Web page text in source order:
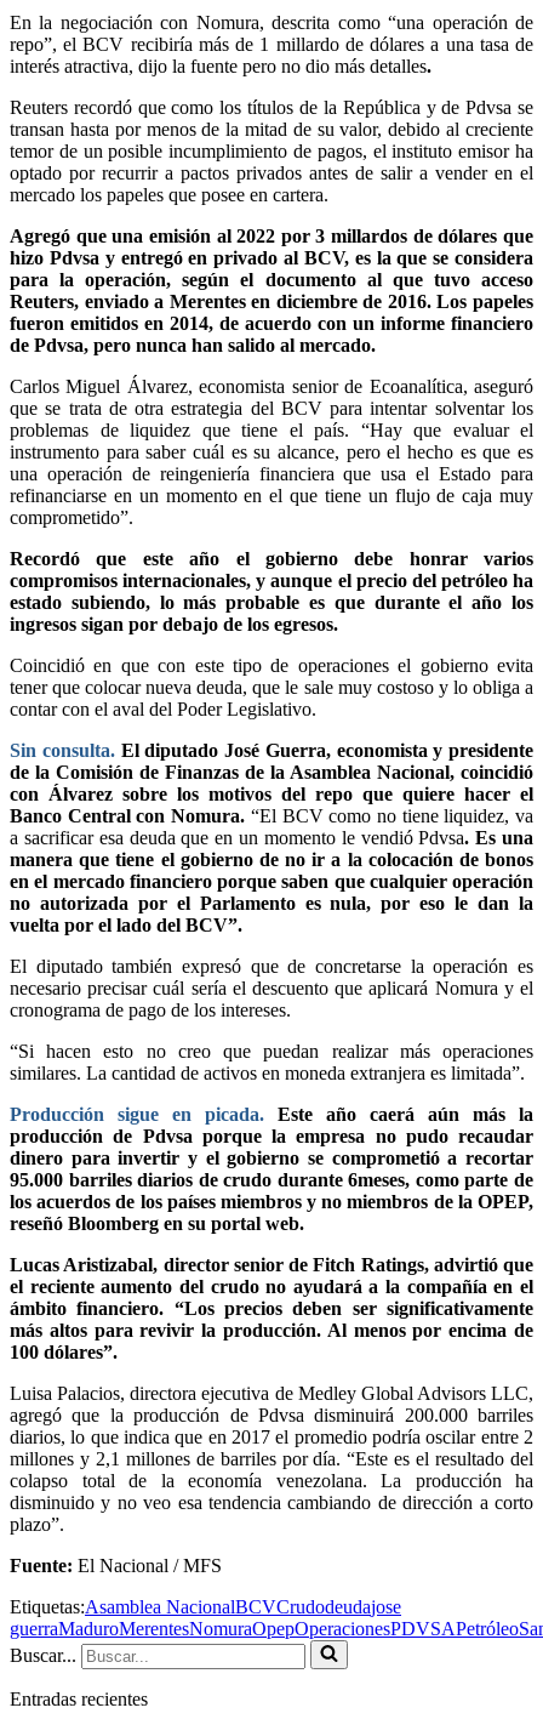
En la negociación con Nomura, descrita como “una operación de
repo”, el BCV recibiría más de 1 millardo de dólares a una tasa de
interés atractiva, dijo la fuente pero no dio más detalles.
Reuters recordó que como los títulos de la República y de Pdvsa se
transan hasta por menos de la mitad de su valor, debido al creciente
temor de un posible incumplimiento de pagos, el instituto emisor ha
optado por recurrir a pactos privados antes de salir a vender en el
mercado los papeles que posee en cartera.
Agregó que una emisión al 2022 por 3 millardos de dólares que
hizo Pdvsa y entregó en privado al BCV, es la que se considera
para la operación, según el documento al que tuvo acceso
Reuters, enviado a Merentes en diciembre de 2016. Los papeles
fueron emitidos en 2014, de acuerdo con un informe financiero
de Pdvsa, pero nunca han salido al mercado.
Carlos Miguel Álvarez, economista senior de Ecoanalítica, aseguró
que se trata de otra estrategia del BCV para intentar solventar los
problemas de liquidez que tiene el país. “Hay que evaluar el
instrumento para saber cuál es su alcance, pero el hecho es que es
una operación de reingeniería financiera que usa el Estado para
refinanciarse en un momento en el que tiene un flujo de caja muy
comprometido”.
Recordó que este año el gobierno debe honrar varios
compromisos internacionales, y aunque el precio del petróleo ha
estado subiendo, lo más probable es que durante el año los
ingresos sigan por debajo de los egresos.
Coincidió en que con este tipo de operaciones el gobierno evita
tener que colocar nueva deuda, que le sale muy costoso y lo obliga a
contar con el aval del Poder Legislativo.
Sin consulta.El diputado José Guerra, economista y presidente
de la Comisión de Finanzas de la Asamblea Nacional, coincidió
con Álvarez sobre los motivos del repo que quiere hacer el
Banco Central con Nomura. “El BCV como no tiene liquidez, va
a sacrificar esa deuda que en un momento le vendió Pdvsa. Es una
manera que tiene el gobierno de no ir a la colocación de bonos
en el mercado financiero porque saben que cualquier operación
no autorizada por el Parlamento es nula, por eso le dan la
vuelta por el lado del BCV”.
El diputado también expresó que de concretarse la operación es
necesario precisar cuál sería el descuento que aplicará Nomura y el
cronograma de pago de los intereses.
“Si hacen esto no creo que puedan realizar más operaciones
similares. La cantidad de activos en moneda extranjera es limitada”.
Producción sigue en picada. Este año caerá aún más la
producción de Pdvsa porque la empresa no pudo recaudar
dinero para invertir y el gobierno se comprometió a recortar
95.000 barriles diarios de crudo durante 6meses, como parte de
los acuerdos de los países miembros y no miembros de la OPEP,
reseñó Bloomberg en su portal web.
Lucas Aristizabal, director senior de Fitch Ratings, advirtió que
el reciente aumento del crudo no ayudará a la compañía en el
ámbito financiero. “Los precios deben ser significativamente
más altos para revivir la producción. Al menos por encima de
100 dólares”.
Luisa Palacios, directora ejecutiva de Medley Global Advisors LLC,
agregó que la producción de Pdvsa disminuirá 200.000 barriles
diarios, lo que indica que en 2017 el promedio podría oscilar entre 2
millones y 2,1 millones de barriles por día. “Este es el resultado del
colapso total de la economía venezolana. La producción ha
disminuido y no veo esa tendencia cambiando de dirección a corto
plazo”.
Fuente: El Nacional / MFS
Etiquetas:Asamblea NacionalBCVCrudodeudajose
guerraMaduroMerentesNomuraOpepOperacionesPDVSAPetróleo
Buscar...
Entradas recientes